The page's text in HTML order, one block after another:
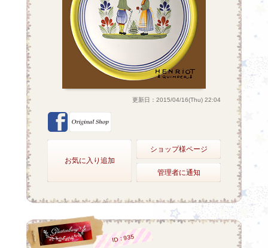
更新日：2015/04/16(Thu) 22:04
お気に入り追加
ショップ様ページ
管理者に通知
ID：935